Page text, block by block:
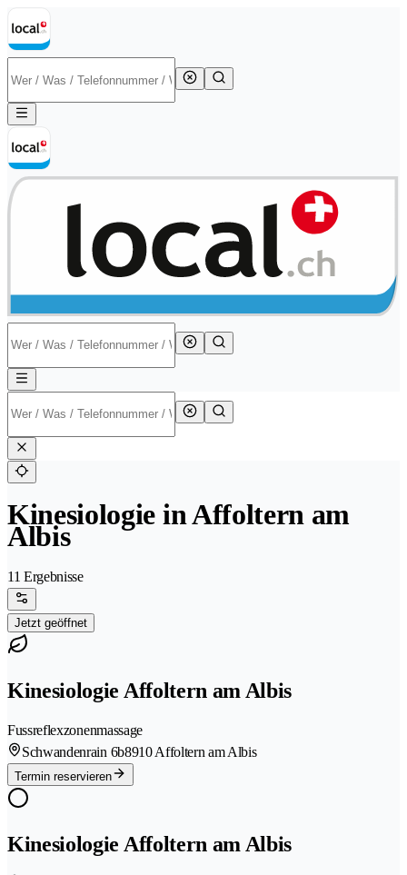
Kinesiologie in Affoltern am
Albis
11 Ergebnisse
Jetzt geöffnet
Kinesiologie Affoltern am Albis
Fussreflexzonenmassage
Schwandenrain 6b8910 Affoltern am Albis
Termin reservieren
Kinesiologie Affoltern am Albis